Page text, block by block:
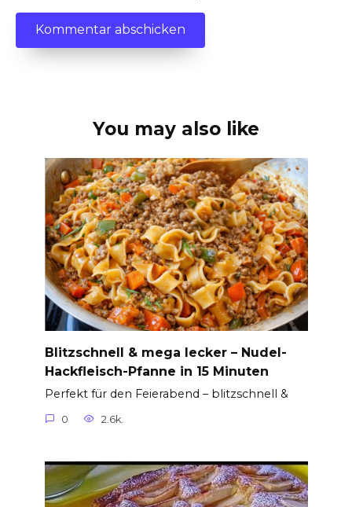
You may also like
Blitzschnell & mega lecker – Nudel-
Hackfleisch-Pfanne in 15 Minuten
Perfekt für den Feierabend – blitzschnell &
0 2.6k.